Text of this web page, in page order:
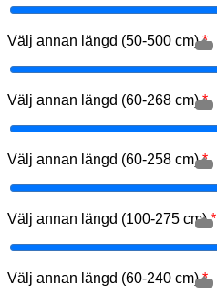
Välj annan längd (50-500 cm)*
Välj annan längd (60-268 cm)*
Välj annan längd (60-258 cm)*
Välj annan längd (100-275 cm)*
Välj annan längd (60-240 cm)*